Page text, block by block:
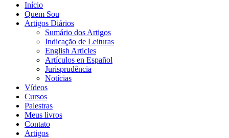
Início
Quem Sou
Artigos Diários
Sumário dos Artigos
Indicação de Leituras
English Articles
Artículos en Español
Jurisprudência
Notícias
Vídeos
Cursos
Palestras
Meus livros
Contato
Artigos